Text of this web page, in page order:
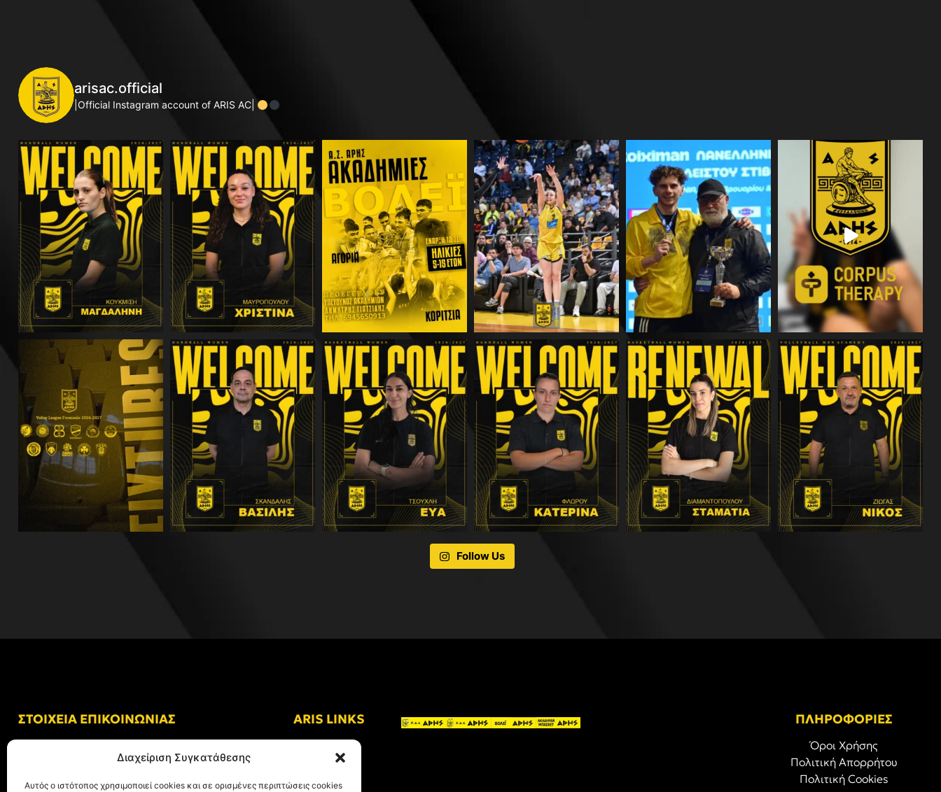
Διαχείριση Συγκατάθεσης
Αυτός ο ιστότοπος χρησιμοποιεί cookies και σε ορισμένες περιπτώσεις cookies
arisac.official
|Official Instagram account of ARIS AC|
Follow Us
ΣΤΟΙΧΕΙΑ ΕΠΙΚΟΙΝΩΝΙΑΣ
Αλκμήνης 69, Χαριλάου
Τ.Κ. 54249 Θεσσαλονίκη
ARIS LINKS ΠΛΗΡΟΦΟΡΙΕΣ
Όροι Χρήσης
Πολιτική Απορρήτου
Πολιτική Cookies